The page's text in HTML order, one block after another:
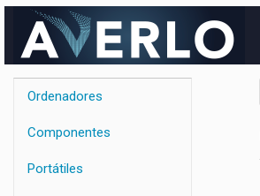
Ordenadores
Componentes
Portátiles